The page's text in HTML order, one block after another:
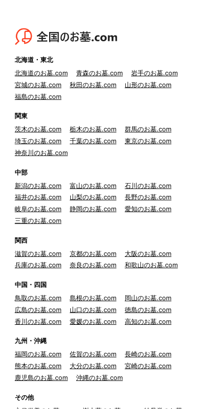
北海道・東北
北海道のお墓.com
青森のお墓.com
岩手のお墓.com
宮城のお墓.com
秋田のお墓.com
山形のお墓.com
福島のお墓.com
関東
茨木のお墓.com
栃木のお墓.com
群馬のお墓.com
埼玉のお墓.com
千葉のお墓.com
東京のお墓.com
神奈川のお墓.com
中部
新潟のお墓.com
富山のお墓.com
石川のお墓.com
福井のお墓.com
山梨のお墓.com
長野のお墓.com
岐阜のお墓.com
静岡のお墓.com
愛知のお墓.com
三重のお墓.com
関西
滋賀のお墓.com
京都のお墓.com
大阪のお墓.com
兵庫のお墓.com
奈良のお墓.com 和歌山のお墓.com
中国・四国
鳥取のお墓.com
島根のお墓.com
岡山のお墓.com
広島のお墓.com
山口のお墓.com
徳島のお墓.com
香川のお墓.com
愛媛のお墓.com 高知のお墓.com
九州・沖縄
福岡のお墓.com
佐賀のお墓.com
長崎のお墓.com
熊本のお墓.com
大分のお墓.com
宮崎のお墓.com
鹿児島のお墓.com
沖縄のお墓.com
その他